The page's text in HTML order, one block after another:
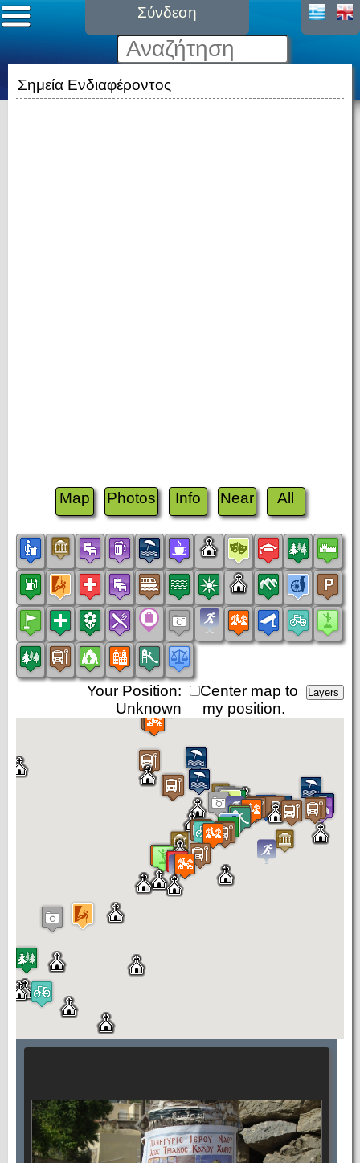
Σύνδεση
Σημεία Ενδιαφέροντος
Map Photos Info Near All
Center map to
my position.
Your Position:
Unknown